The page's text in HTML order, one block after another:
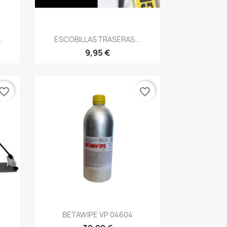
Vista rápida
ESCOBILLAS TRASERAS...
9,95 €
Vista rápida
BETAWIPE VP 04604
favorite_border